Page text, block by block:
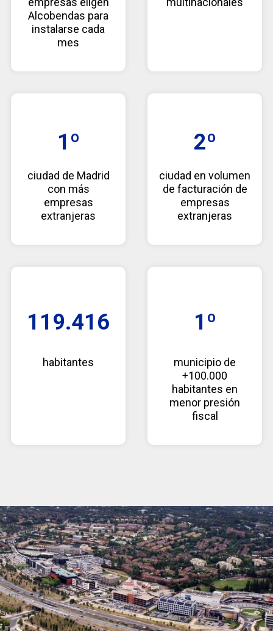
Alcobendas para
instalarse cada
mes
1º
ciudad de Madrid
con más
empresas
extranjeras
2º
ciudad en volumen
de facturación de
empresas
extranjeras
119.416
habitantes
1º
municipio de
+100.000
habitantes en
menor presión
fiscal